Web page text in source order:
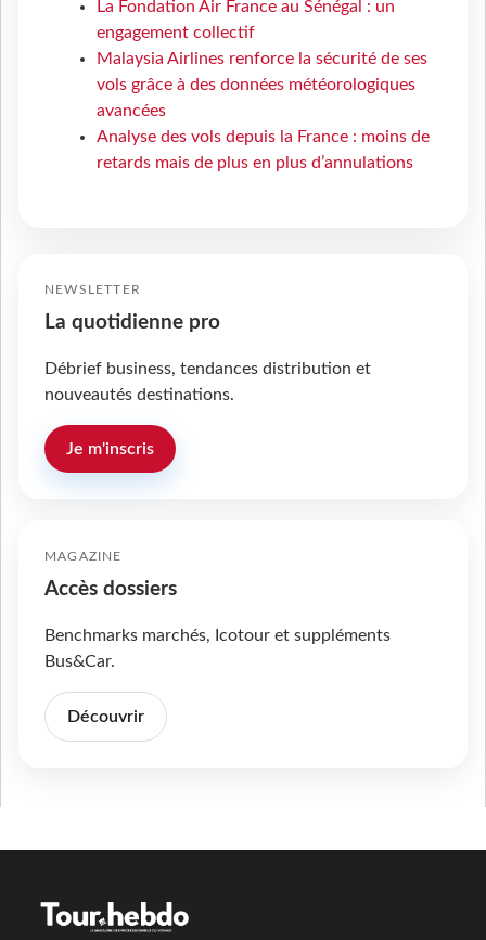
La Fondation Air France au Sénégal : un
engagement collectif
Malaysia Airlines renforce la sécurité de ses
vols grâce à des données météorologiques
avancées
Analyse des vols depuis la France : moins de
retards mais de plus en plus d’annulations
NEWSLETTER
La quotidienne pro
Débrief business, tendances distribution et
nouveautés destinations.
Je m'inscris
MAGAZINE
Accès dossiers
Benchmarks marchés, Icotour et suppléments
Bus&Car.
Découvrir